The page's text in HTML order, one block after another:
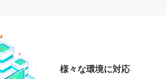
様々な環境に対応